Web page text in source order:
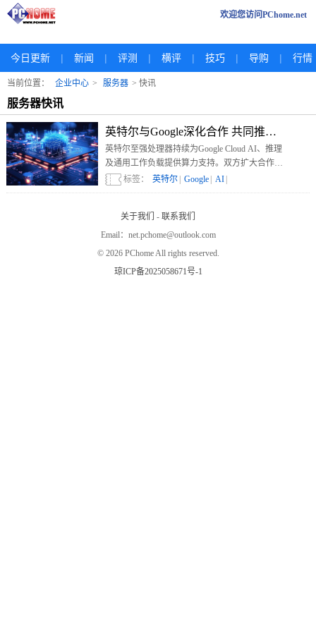
欢迎您访问PChome.net
今日更新 | 新闻 | 评测 | 横评 | 技巧 | 导购 | 行情
当前位置： 企业中心 > 服务器 > 快讯
服务器快讯
英特尔与Google深化合作 共同推进AI基础
英特尔至强处理器持续为Google Cloud AI、推理
及通用工作负载提供算力支持。双方扩大合作，
共同开发基于定制专用集成电路的基础设施处理
单元，以实现在大规模环境中提升效率、利用率
标签： 英特尔 Google AI
关于我们 - 联系我们
Email：net.pchome@outlook.com
© 2026 PChome All rights reserved.
琼ICP备2025058671号-1